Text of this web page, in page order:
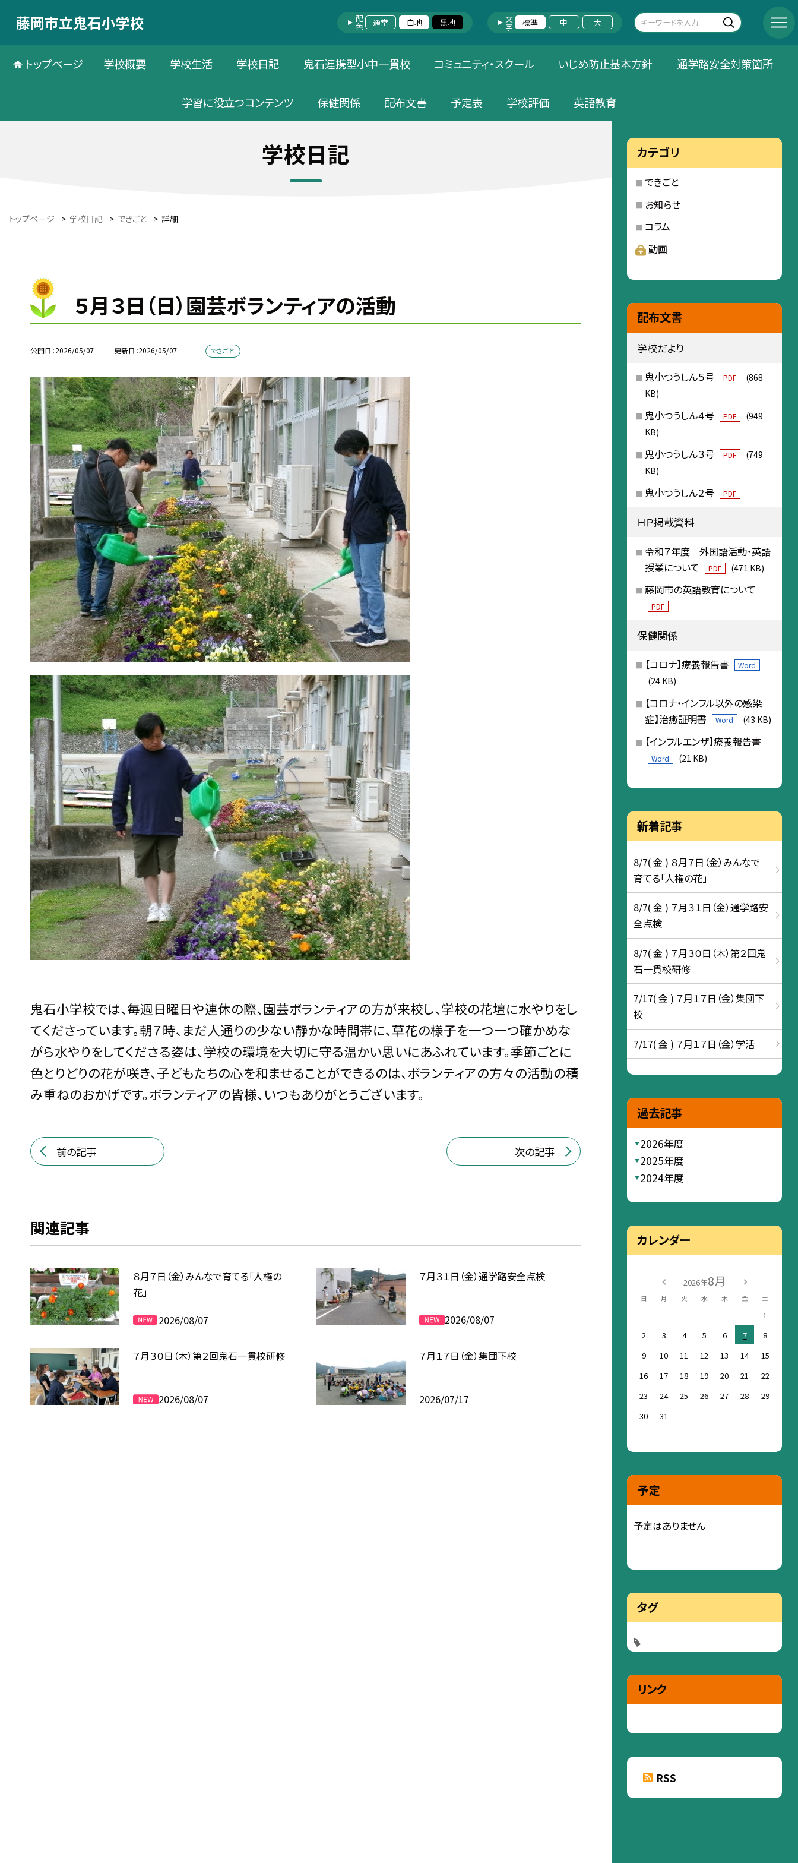
藤岡市立鬼石小学校 配色 通常 白地 黒地 文字 標準 中 大
トップページ 学校概要 学校生活 学校日記 鬼石連携型小中一貫校 コミュニティ・スクール いじめ防止基本方針 通学路安全対策箇所
学習に役立つコンテンツ 保健関係 配布文書 予定表 学校評価 英語教育
学校日記
トップページ > 学校日記 > できごと > 詳細
５月３日（日）園芸ボランティアの活動
公開日 2026/05/07 更新日 2026/05/07 できごと
鬼石小学校では、毎週日曜日や連休の際、園芸ボランティアの方が来校し、学校の花壇に水やりをし
てくださっています。朝７時、まだ人通りの少ない静かな時間帯に、草花の様子を一つ一つ確かめな
がら水やりをしてくださる姿は、学校の環境を大切に守る温かい思いにあふれています。季節ごとに
色とりどりの花が咲き、子どもたちの心を和ませることができるのは、ボランティアの方々の活動の積
み重ねのおかげです。ボランティアの皆様、いつもありがとうございます。
前の記事 次の記事
関連記事
８月７日（金）みんなで育てる「人権の
花」
2026/08/07
７月３１日（金）通学路安全点検
2026/08/07
７月３０日（木）第２回鬼石一貫校研修
2026/08/07
７月１７日（金）集団下校
2026/07/17
カテゴリ
できごと
お知らせ
コラム
動画
配布文書
学校だより
鬼小つうしん５号 PDF
(868
KB)
鬼小つうしん４号 PDF
(949
KB)
鬼小つうしん３号 PDF
(749
KB)
鬼小つうしん２号 PDF
ＨＰ掲載資料
令和７年度 外国語活動・英語
授業について
PDF (471 KB)
藤岡市の英語教育について
PDF
保健関係
【コロナ】療養報告書 Word
(24 KB)
【コロナ・インフル以外の感染
症】治癒証明書
Word (43 KB)
【インフルエンザ】療養報告書
Word (21 KB)
新着記事
8/7( 金 ) ８月７日（金）みんなで
育てる「人権の花」
8/7( 金 ) ７月３１日（金）通学路安
全点検
8/7( 金 ) ７月３０日（木）第２回鬼
石一貫校研修
7/17( 金 ) ７月１７日（金）集団下
校
7/17( 金 ) ７月１７日（金）学活
過去記事
2026年度
2025年度
2024年度
カレンダー
2026年8月
日 月 火 水 木 金 土
1
2
3 4 5 6 7
8
9
10 11 12 13 14
15
16
17 18 19 20 21
22
23
24 25 26 27 28
29
30
31
予定
予定はありません
タグ
リンク
RSS